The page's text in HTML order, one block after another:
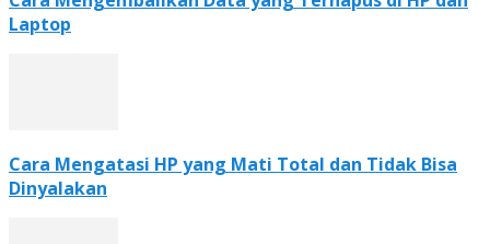
Laptop
Cara Mengatasi HP yang Mati Total dan Tidak Bisa
Dinyalakan